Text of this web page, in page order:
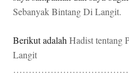
Sebanyak Bintang Di Langit.
Berikut adalah Hadist tentang
Langit